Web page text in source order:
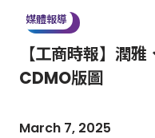
媒體報導
【工商時報】潤
CDMO版圖
March 7, 2025